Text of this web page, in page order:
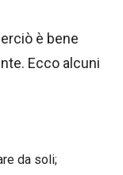
è bene
Ecco alcuni
da soli;